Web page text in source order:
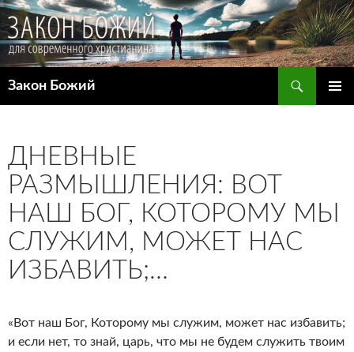
Закон Божий
ДНЕВНЫЕ
РАЗМЫШЛЕНИЯ: ВОТ
НАШ БОГ, КОТОРОМУ МЫ
СЛУЖИМ, МОЖЕТ НАС
ИЗБАВИТЬ;…
«Вот наш Бог, Которому мы служим, может нас избавить;
и если нет, то знай, царь, что мы не будем служить твоим